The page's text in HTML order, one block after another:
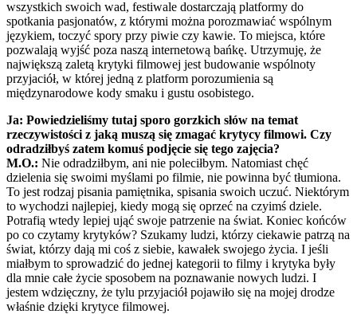
wszystkich swoich wad, festiwale dostarczają platformy do
spotkania pasjonatów, z którymi można porozmawiać wspólnym
językiem, toczyć spory przy piwie czy kawie. To miejsca, które
pozwalają wyjść poza naszą internetową bańkę. Utrzymuję, że
największą zaletą krytyki filmowej jest budowanie wspólnoty
przyjaciół, w której jedną z platform porozumienia są
międzynarodowe kody smaku i gustu osobistego.
Ja: Powiedzieliśmy tutaj sporo gorzkich słów na temat
rzeczywistości z jaką muszą się zmagać krytycy filmowi. Czy
odradziłbyś zatem komuś podjęcie się tego zajęcia?
M.O.: Nie odradziłbym, ani nie poleciłbym. Natomiast chęć
dzielenia się swoimi myślami po filmie, nie powinna być tłumiona.
To jest rodzaj pisania pamiętnika, spisania swoich uczuć. Niektórym
to wychodzi najlepiej, kiedy mogą się oprzeć na czyimś dziele.
Potrafią wtedy lepiej ująć swoje patrzenie na świat. Koniec końców
po co czytamy krytyków? Szukamy ludzi, którzy ciekawie patrzą na
świat, którzy dają mi coś z siebie, kawałek swojego życia. I jeśli
miałbym to sprowadzić do jednej kategorii to filmy i krytyka były
dla mnie całe życie sposobem na poznawanie nowych ludzi. I
jestem wdzięczny, że tylu przyjaciół pojawiło się na mojej drodze
właśnie dzięki krytyce filmowej.